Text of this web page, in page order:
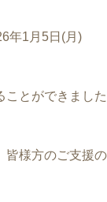
年1月5日(月)
ことができました
皆様方のご支援